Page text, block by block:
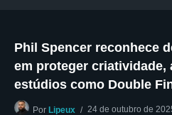
Phil Spencer reconhece
em proteger criatividade,
estúdios como Double
Por Lipeux 24 de outubro de